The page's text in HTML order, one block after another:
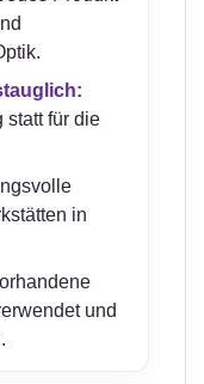
statt für die
in
und